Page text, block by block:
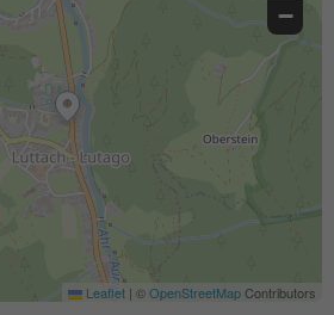
−
Leaflet | ©OpenStreetMapContributors